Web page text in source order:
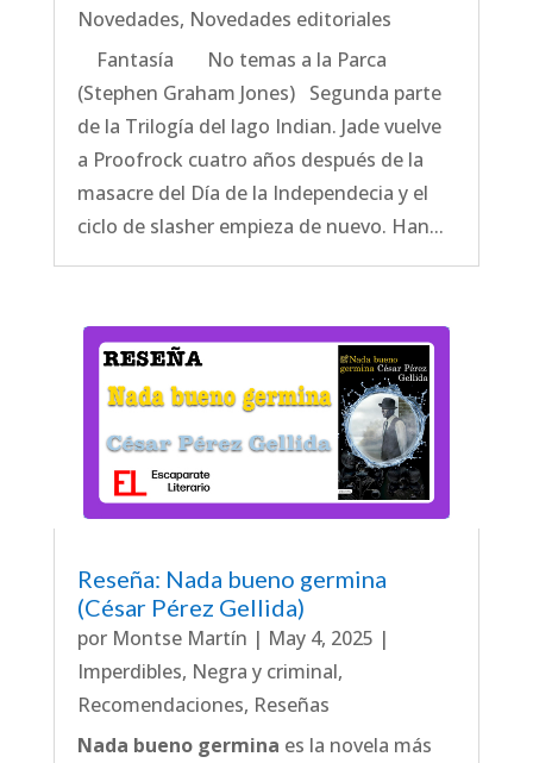
Novedades, Novedades editoriales
Fantasía No temas a la Parca
(Stephen Graham Jones) Segunda parte
de la Trilogía del lago Indian. Jade vuelve
a Proofrock cuatro años después de la
masacre del Día de la Independecia y el
ciclo de slasher empieza de nuevo. Han...
Reseña: Nada bueno germina
(César Pérez Gellida)
por Montse Martín | May 4, 2025 |
Imperdibles, Negra y criminal,
Recomendaciones, Reseñas
Nada bueno germina es la novela más